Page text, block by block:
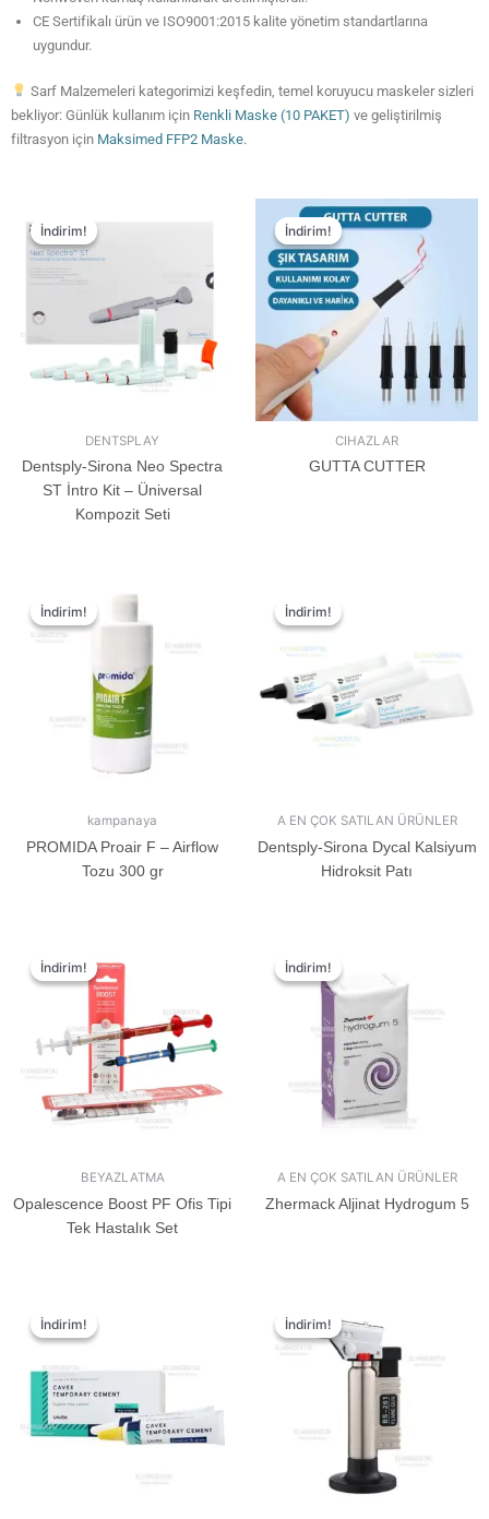
CE Sertifikalı ürün ve ISO9001:2015 kalite yönetim standartlarına
uygundur.
Sarf Malzemeleri kategorimizi keşfedin, temel koruyucu maskeler sizleri
bekliyor: Günlük kullanım için Renkli Maske (10 PAKET) ve geliştirilmiş
filtrasyon için Maksimed FFP2 Maske.
İndirim!
İndirim!
DENTSPLAY
Dentsply-Sirona Neo Spectra
ST İntro Kit – Üniversal
Kompozit Seti
İndirim!
İndirim!
CIHAZLAR
GUTTA CUTTER
İndirim!
İndirim!
kampanaya
PROMIDA Proair F – Airflow
Tozu 300 gr
İndirim!
İndirim!
A EN ÇOK SATILAN ÜRÜNLER
Dentsply-Sirona Dycal Kalsiyum
Hidroksit Patı
İndirim!
İndirim!
BEYAZLATMA
Opalescence Boost PF Ofis Tipi
Tek Hastalık Set
İndirim!
İndirim!
A EN ÇOK SATILAN ÜRÜNLER
Zhermack Aljinat Hydrogum 5
İndirim!
İndirim! İndirim!
İndirim!